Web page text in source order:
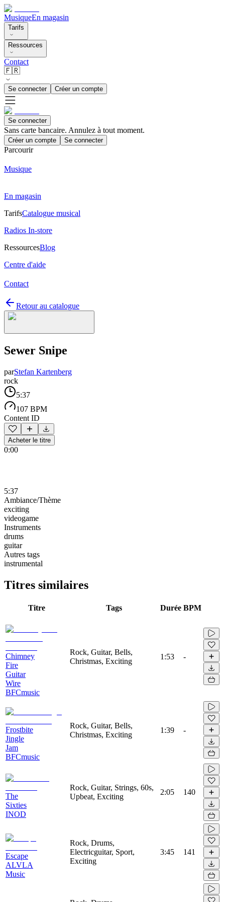
MusiqueEn magasin
Tarifs
Ressources
Contact
🇫🇷
Se connecter Créer un compte
Se connecter
Sans carte bancaire. Annulez à tout moment.
Créer un compte Se connecter
Parcourir
Musique
En magasin
TarifsCatalogue musical
Radios In-store
RessourcesBlog
Centre d'aide
Contact
Retour au catalogue
Sewer Snipe
parStefan Kartenberg
rock
5:37
107 BPM
Content ID
Acheter le titre
0:00
5:37
Ambiance/Thème
exciting
videogame
Instruments
drums
guitar
Autres tags
instrumental
Titres similaires
Titre Tags Durée BPM
Chimney
Fire
Guitar
Wire
BFCmusic
Rock, Guitar, Bells,
Christmas, Exciting
1:53 -
Frostbite
Jingle
Jam
BFCmusic
Rock, Guitar, Bells,
Christmas, Exciting
1:39 -
The
Sixties
INOD
Rock, Guitar, Strings, 60s,
Upbeat, Exciting
2:05 140
Escape
ALVLA
Music
Rock, Drums,
Electricguitar, Sport,
Exciting
3:45 141